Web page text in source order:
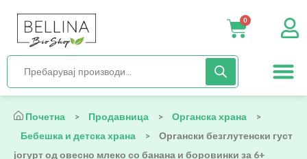
0
Почетна > Продавница > Органска храна
>
Бебешка и детска храна
>
Органски безглутенски густ
јогурт од овесно млеко со банана и боровинки за 6+